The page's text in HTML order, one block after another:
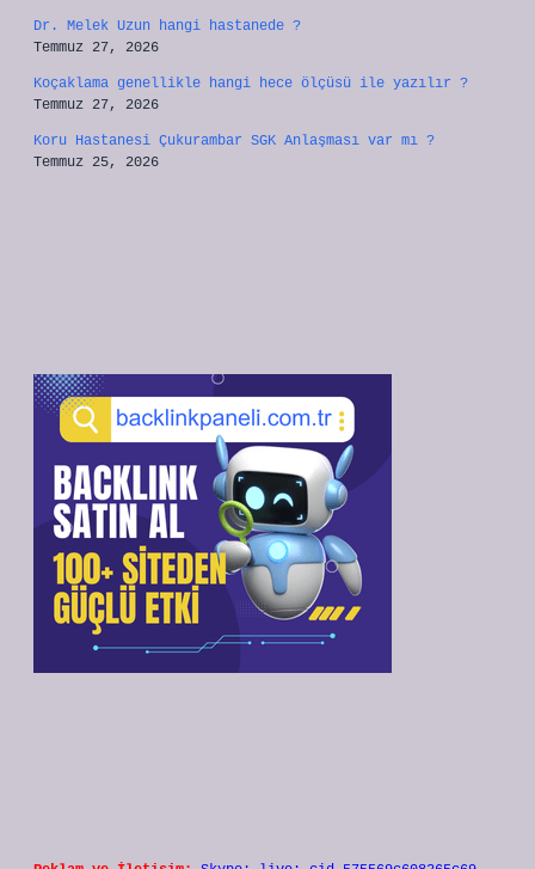
Dr. Melek Uzun hangi hastanede ?
Temmuz 27, 2026
Koçaklama genellikle hangi hece ölçüsü ile yazılır ?
Temmuz 27, 2026
Koru Hastanesi Çukurambar SGK Anlaşması var mı ?
Temmuz 25, 2026